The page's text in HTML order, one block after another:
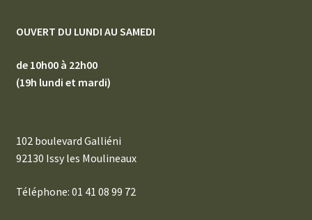
OUVERT DU LUNDI AU SAMEDI
de 10h00 à 22h00
(19h lundi et mardi)
102 boulevard Galliéni
92130 Issy les Moulineaux
Téléphone: 01 41 08 99 72